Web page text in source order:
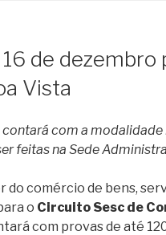
de dezembro
Vista
com a
feitas na Sede
comércio de bens,
o Circuito Sesc de
com provas de até